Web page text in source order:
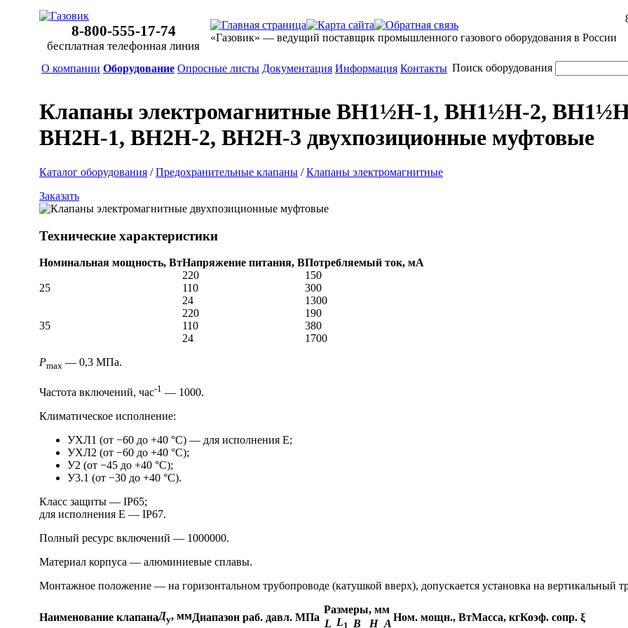
8-800-555-17-74
бесплатная телефонная линия
«Газовик» — ведущий поставщик промышленного газового оборудования в России
О компании Оборудование Опросные листы Документация Информация Контакты Поиск оборудования
Клапаны электромагнитные ВН1½Н-1, ВН1½Н-2,
ВН2Н-1, ВН2Н-2, ВН2Н-3 двухпозиционные муфтовые
Каталог оборудования /Предохранительные клапаны /Клапаны электромагнитные
Заказать
Технические характеристики
Номинальная мощность, ВтНапряжение питания, ВПотребляемый ток, мА
25
220
150
110
300
24
1300
35
220
190
110
380
24
1700
Pmax — 0,3 МПа.
Частота включений, час-1 — 1000.
Климатическое исполнение:
УХЛ1 (от −60 до +40 °С) — для исполнения Е;
УХЛ2 (от −60 до +40 °С);
У2 (от −45 до +40 °С);
У3.1 (от −30 до +40 °С).
Класс защиты — IP65;
для исполнения Е — IP67.
Полный ресурс включений — 1000000.
Материал корпуса — алюминиевые сплавы.
Монтажное положение — на горизонтальном трубопроводе (катушкой вверх), допускается установка на вертикальный
Наименование клапанаДу, ммДиапазон раб. давл. МПа
Размеры, мм
Ном. мощн., ВтМасса, кгКоэф. сопр. ξ
L L1 В Н А